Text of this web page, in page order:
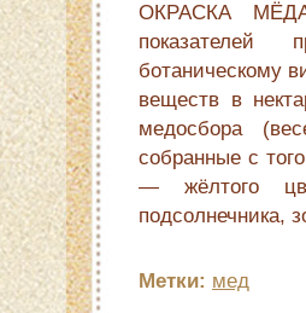
ОКРАСКА
показателей
ботаническому
веществ в
медосбора
собранные с
— жёлтого
подсолнечника,
Метки: мед